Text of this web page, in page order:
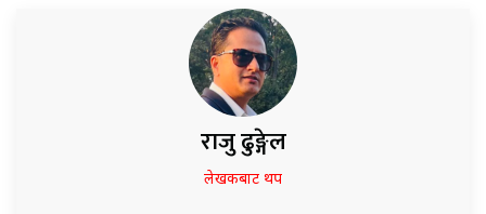
राजु ढुङ्गेल
लेखकबाट थप